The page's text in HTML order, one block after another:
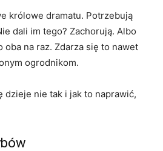
królowe dramatu. Potrzebują
dali im tego? Zachorują. Albo
oba na raz. Zdarza się to nawet
ogrodnikom.
dzieje nie tak i jak to naprawić,